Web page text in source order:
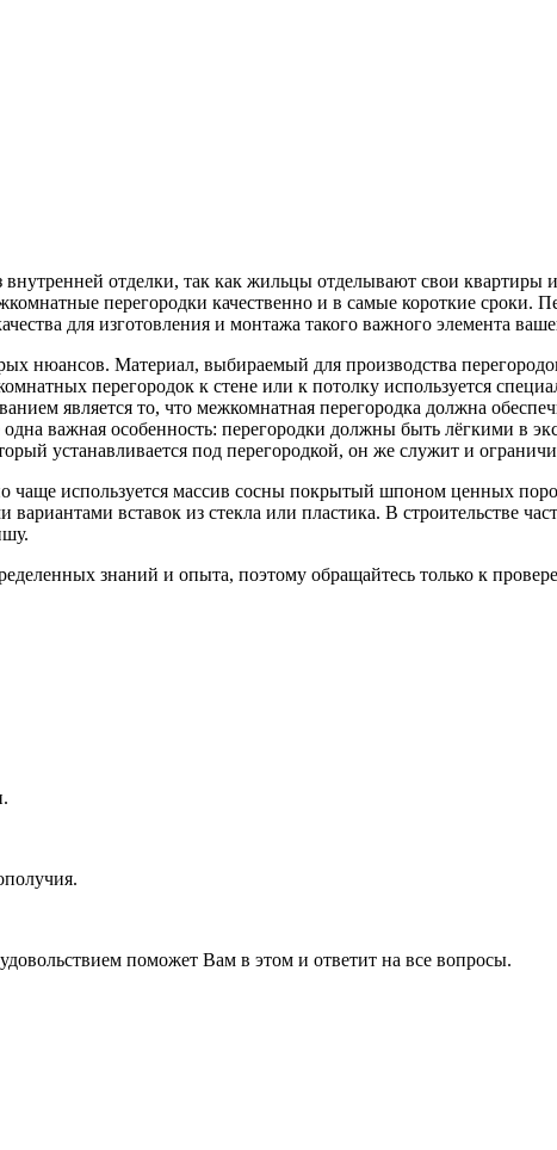
внутренней отделки, так как жильцы отделывают свои квартиры
перегородки качественно и в самые короткие сроки.
для изготовления и монтажа такого важного элемента
нюансов. Материал, выбираемый для производства
перегородок к стене или к потолку используется
является то, что межкомнатная перегородка должна
важная особенность: перегородки должны быть лёгкими в
устанавливается под перегородкой, он же служит и
чаще используется массив сосны покрытый шпоном ценных
вставок из стекла или пластика. В строительстве
знаний и опыта, поэтому обращайтесь только к
поможет Вам в этом и ответит на все вопросы.